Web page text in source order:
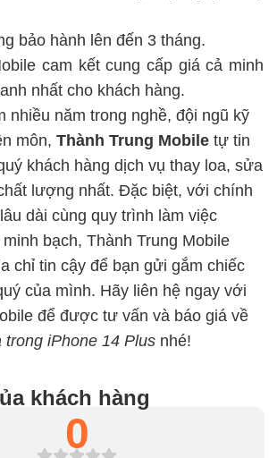
bảo hành lên đến 3 tháng.
cam kết cung cấp giá cả minh
nhất cho khách hàng.
nhiều năm trong nghề, đội ngũ kỹ
môn, Thành Trung Mobile tự tin
khách hàng dịch vụ thay loa, sửa
lượng nhất. Đặc biệt, với chính
dài cùng quy trình làm việc
bạch, Thành Trung Mobile
chỉ tin cậy để bạn gửi gắm chiếc
của mình. Hãy liên hệ ngay với
để được tư vấn và báo giá về
trong iPhone 14 Plus nhé!
khách hàng
0